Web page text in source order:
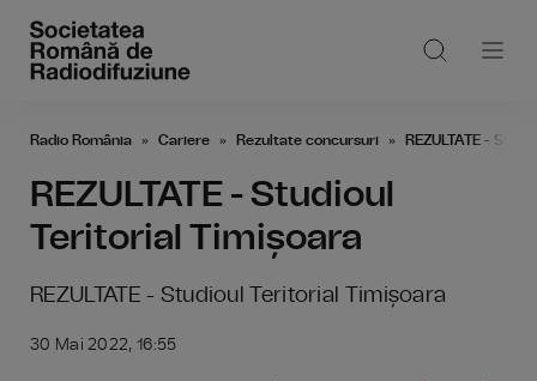
Radio România Cariere Rezultate concursuri REZULTATE -
REZULTATE - Studioul
Teritorial Timișoara
REZULTATE - Studioul Teritorial Timișoara
30 Mai 2022, 16:55